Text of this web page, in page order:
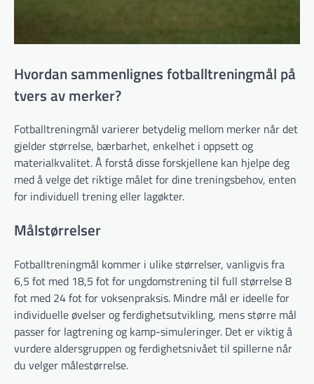
Hvordan sammenlignes fotballtreningmål på
tvers av merker?
Fotballtreningmål varierer betydelig mellom merker når det
gjelder størrelse, bærbarhet, enkelhet i oppsett og
materialkvalitet. Å forstå disse forskjellene kan hjelpe deg
med å velge det riktige målet for dine treningsbehov, enten
for individuell trening eller lagøkter.
Målstørrelser
Fotballtreningmål kommer i ulike størrelser, vanligvis fra
6,5 fot med 18,5 fot for ungdomstrening til full størrelse 8
fot med 24 fot for voksenpraksis. Mindre mål er ideelle for
individuelle øvelser og ferdighetsutvikling, mens større mål
passer for lagtrening og kamp-simuleringer. Det er viktig å
vurdere aldersgruppen og ferdighetsnivået til spillerne når
du velger målestørrelse.